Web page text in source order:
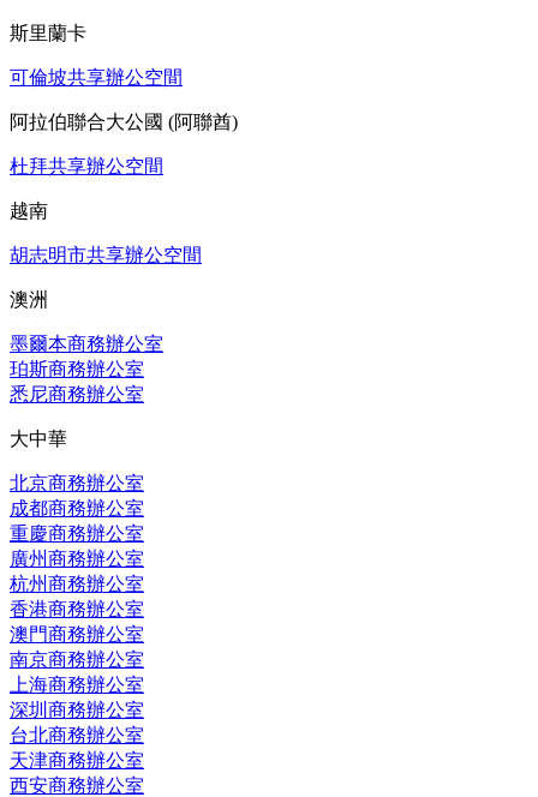
斯里蘭卡
可倫坡共享辦公空間
阿拉伯聯合大公國 (阿聯酋)
杜拜共享辦公空間
越南
胡志明市共享辦公空間
澳洲
墨爾本商務辦公室
珀斯商務辦公室
悉尼商務辦公室
大中華
北京商務辦公室
成都商務辦公室
重慶商務辦公室
廣州商務辦公室
杭州商務辦公室
香港商務辦公室
澳門商務辦公室
南京商務辦公室
上海商務辦公室
深圳商務辦公室
台北商務辦公室
天津商務辦公室
西安商務辦公室